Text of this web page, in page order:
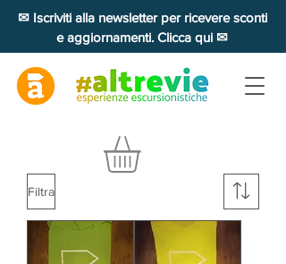
✉ Iscriviti alla newsletter per ricevere sconti
e aggiornamenti. Clicca qui ✉
Filtra